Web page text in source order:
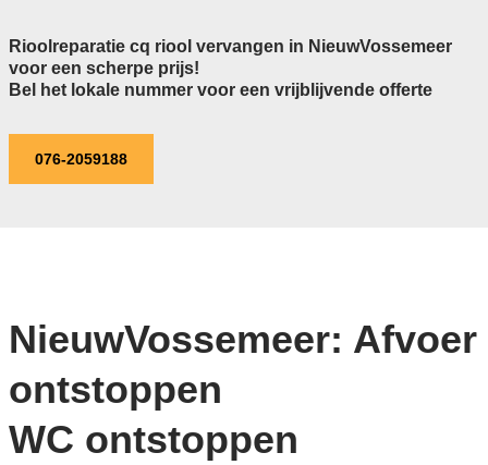
Rioolreparatie cq riool vervangen in NieuwVossemeer
voor een scherpe prijs!
Bel het lokale nummer voor een vrijblijvende offerte
076-2059188
NieuwVossemeer: Afvoer
ontstoppen
WC ontstoppen